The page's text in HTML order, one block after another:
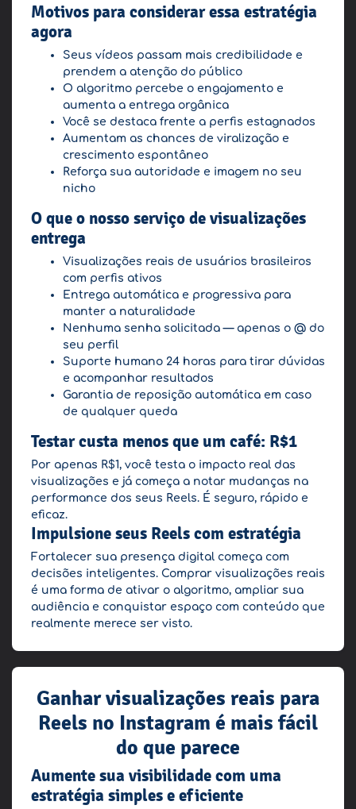
Motivos para considerar essa estratégia
agora
Seus vídeos passam mais credibilidade e
prendem a atenção do público
O algoritmo percebe o engajamento e
aumenta a entrega orgânica
Você se destaca frente a perfis estagnados
Aumentam as chances de viralização e
crescimento espontâneo
Reforça sua autoridade e imagem no seu
nicho
O que o nosso serviço de visualizações
entrega
Visualizações reais de usuários brasileiros
com perfis ativos
Entrega automática e progressiva para
manter a naturalidade
Nenhuma senha solicitada — apenas o @ do
seu perfil
Suporte humano 24 horas para tirar dúvidas
e acompanhar resultados
Garantia de reposição automática em caso
de qualquer queda
Testar custa menos que um café: R$1
Por apenas R$1, você testa o impacto real das
visualizações e já começa a notar mudanças na
performance dos seus Reels. É seguro, rápido e
eficaz.
Impulsione seus Reels com estratégia
Fortalecer sua presença digital começa com
decisões inteligentes. Comprar visualizações reais
é uma forma de ativar o algoritmo, ampliar sua
audiência e conquistar espaço com conteúdo que
realmente merece ser visto.
Ganhar visualizações reais para
Reels no Instagram é mais fácil
do que parece
Aumente sua visibilidade com uma
estratégia simples e eficiente